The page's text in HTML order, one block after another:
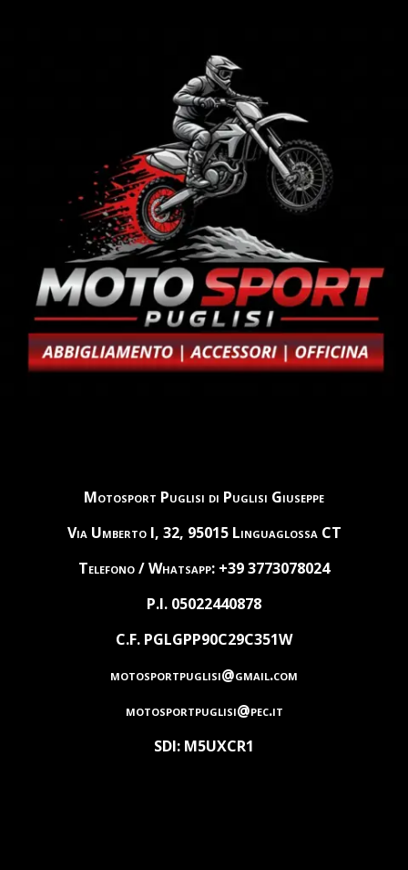
Motosport Puglisi di Puglisi Giuseppe
Via Umberto I, 32, 95015 Linguaglossa CT
Telefono / Whatsapp: +39 3773078024
P.I. 05022440878
C.F. PGLGPP90C29C351W
motosportpuglisi@gmail.com
motosportpuglisi@pec.it
SDI: M5UXCR1